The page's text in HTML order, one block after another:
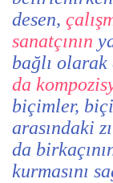
desen,
sanatçının
bağlı
da
biçimler,
arasındaki
da
kurmasını